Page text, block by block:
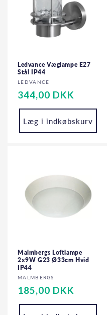
Ledvance Væglampe E27
Stål IP44
Forhandler:
LEDVANCE
Normalpris
344,00 DKK
Læg i indkøbskurv
Malmbergs Loftlampe
2x9W G23 Ø33cm Hvid
IP44
Forhandler:
MALMBERGS
Normalpris
185,00 DKK